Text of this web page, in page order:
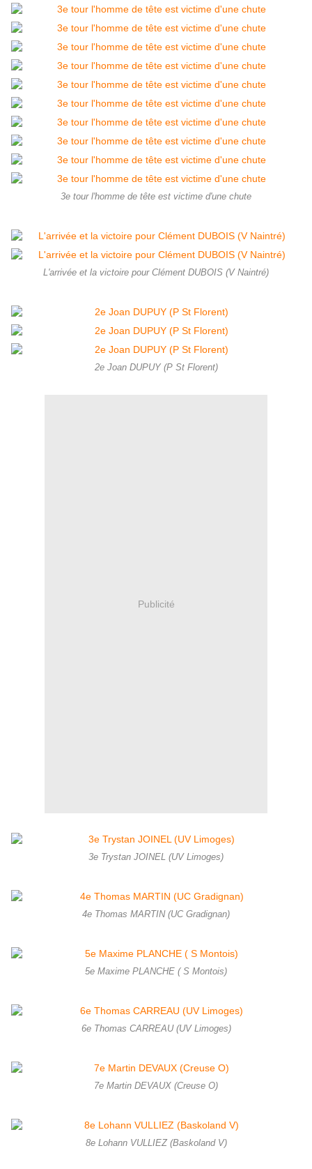
3e tour l'homme de tête est victime d'une chute
L'arrivée et la victoire pour Clément DUBOIS (V Naintré)
2e Joan DUPUY (P St Florent)
Publicité
3e Trystan JOINEL (UV Limoges)
4e Thomas MARTIN (UC Gradignan)
5e Maxime PLANCHE ( S Montois)
6e Thomas CARREAU (UV Limoges)
7e Martin DEVAUX (Creuse O)
8e Lohann VULLIEZ (Baskoland V)